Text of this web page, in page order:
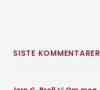
SISTE KOMMENTARER